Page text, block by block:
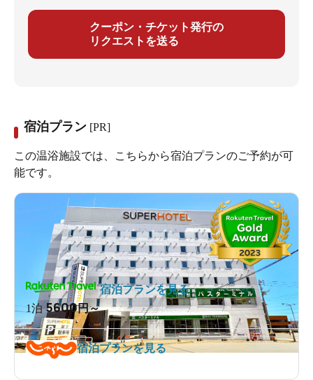
クーポン・チケット発行の
リクエストを送る
宿泊プラン [PR]
この温浴施設では、こちらから宿泊プランのご予約が可
能です。
1泊5600円～
宿泊プランを見る
宿泊プランを見る